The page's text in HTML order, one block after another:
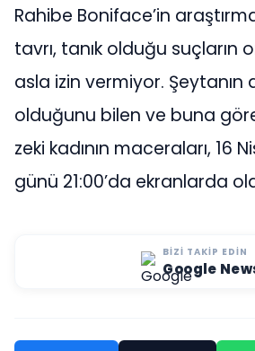
Rahibe Boniface’in
tavrı, tanık olduğu suçların
asla izin vermiyor. Şeytanın
olduğunu bilen ve buna
zeki kadının maceraları, 16
günü 21:00’da ekranlarda
BIZI TAKIP EDIN
Google